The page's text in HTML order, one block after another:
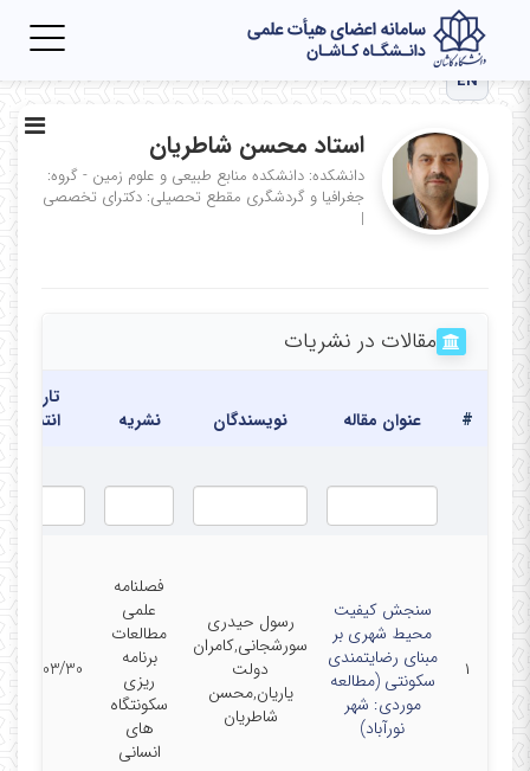
EN
استاد محسن شاطریان
دانشکده: دانشکده منابع طبیعی و علوم زمین - گروه:
جغرافیا و گردشگری مقطع تحصیلی: دکترای تخصصی
|
مقالات در نشریات
# عنوان مقاله نویسندگان نشریه
تاریخ
انتشار
۱
سنجش کیفیت
محیط شهری بر
مبنای رضایتمندی
سکونتی (مطالعه
موردی: شهر
نورآباد)
رسول حیدری
سورشجانی,کامران
دولت
یاریان,محسن
شاطریان
فصلنامه
علمی
مطالعات
برنامه
ریزی
سکونتگاه
های
انسانی
03/30